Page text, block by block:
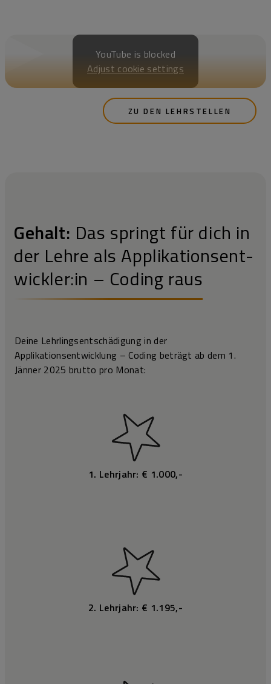
YouTube is blocked
Adjust cookie settings
ZU DEN LEHRSTELLEN
Gehalt: Das springt für dich in
der Lehre als Applikations­ent­
wickler:in – Coding raus
Deine Lehrlingsentschädigung in der
Applikationsentwicklung – Coding beträgt ab dem 1.
Jänner 2025 brutto pro Monat:
1. Lehrjahr: € 1.000,-
2. Lehrjahr: € 1.195,-